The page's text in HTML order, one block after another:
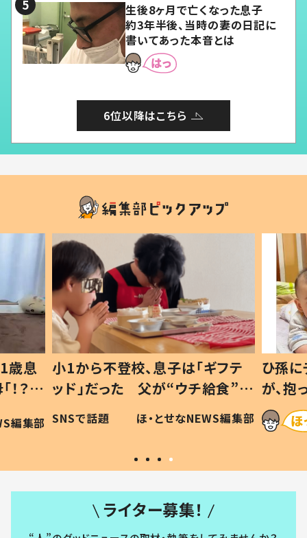
生後8ヶ月で亡くなった息子
約3年半後、当時の妻の日記に
書いてあった本音とは
6位以降はこちら
歳息
？」
編集部
小1から不登校、息子は「ギフテ
ッド」だった 父が“ウチ給食”を
作り続ける理由とは #令和の親
#令和の子
SNSで話題 ほ・とせなNEWS編集部
ひ孫
が、
「涙が
い」
ライター募集！